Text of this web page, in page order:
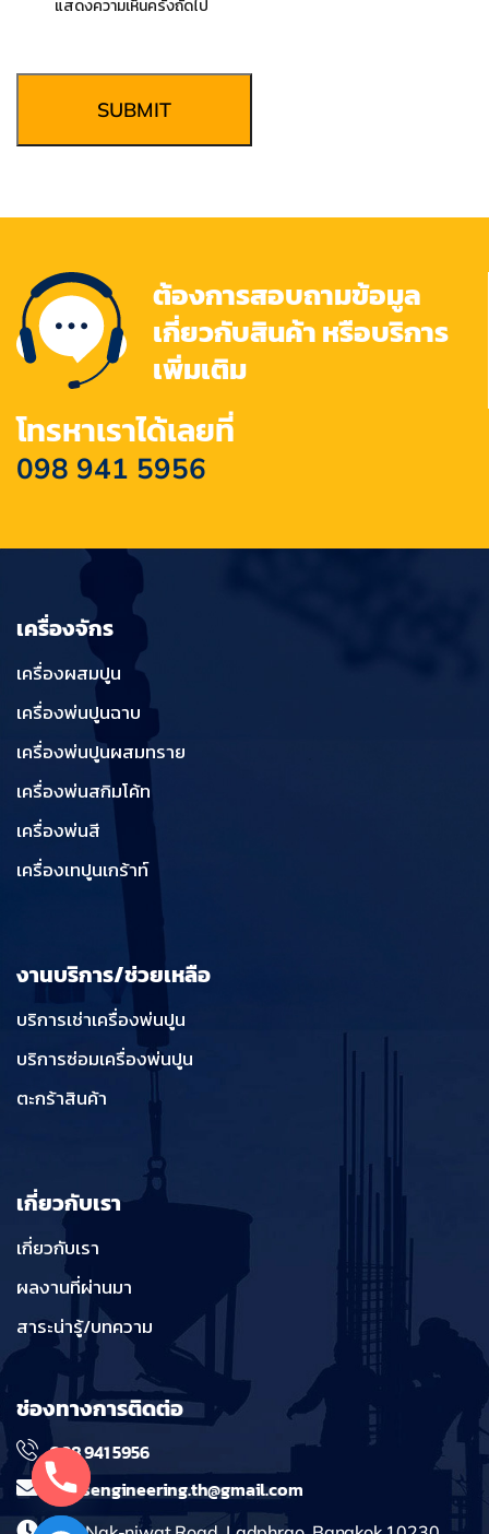
แสดงความเห็นครั้งถัดไป
SUBMIT
ต้องการสอบถามข้อมูล
เกี่ยวกับสินค้า หรือบริการ
เพิ่มเติม
โทรหาเราได้เลยที่
098 941 5956
เครื่องจักร
เครื่องผสมปูน
เครื่องพ่นปูนฉาบ
เครื่องพ่นปูนผสมทราย
เครื่องพ่นสกิมโค้ท
เครื่องพ่นสี
เครื่องเทปูนเกร้าท์
งานบริการ/ช่วยเหลือ
บริการเช่าเครื่องพ่นปูน
บริการซ่อมเครื่องพ่นปูน
ตะกร้าสินค้า
เกี่ยวกับเรา
เกี่ยวกับเรา
ผลงานที่ผ่านมา
สาระน่ารู้/บทความ
ช่องทางการติดต่อ
098 941 5956
massengineering.th@gmail.com